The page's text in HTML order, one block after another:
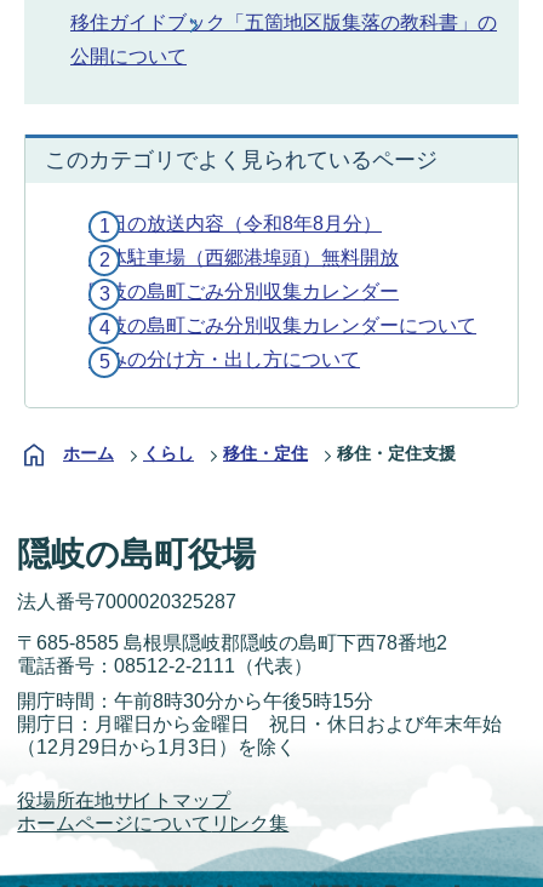
移住ガイドブック「五箇地区版集落の教科書」の
公開について
このカテゴリでよく見られているページ
今日の放送内容（令和8年8月分）
立体駐車場（西郷港埠頭）無料開放
隠岐の島町ごみ分別収集カレンダー
隠岐の島町ごみ分別収集カレンダーについて
ごみの分け方・出し方について
ホーム くらし 移住・定住 移住・定住支援
隠岐の島町役場
法人番号7000020325287
〒685-8585 島根県隠岐郡隠岐の島町下西78番地2
電話番号：08512-2-2111 （代表）
開庁時間：午前8時30分から午後5時15分
開庁日：月曜日から金曜日 祝日・休日および年末年始
（12月29日から1月3日）を除く
役場所在地サイトマップ
ホームページについて リンク集